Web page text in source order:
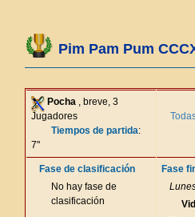
Pim Pam Pum
Pocha , breve, 3
Jugadores
Tiempos de partida:
7"
Fase de clasificación
No hay fase de
clasificación
Fase